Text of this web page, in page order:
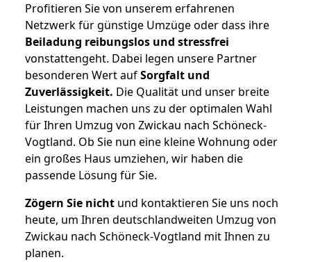
Profitieren Sie von unserem erfahrenen
Netzwerk für günstige Umzüge oder dass ihre
Beiladung reibungslos und stressfrei
vonstattengeht. Dabei legen unsere Partner
besonderen Wert aufSorgfalt und
Zuverlässigkeit. Die Qualität und unser breite
Leistungen machen uns zu der optimalen Wahl
für Ihren Umzug von Zwickau nach Schöneck-
Vogtland. Ob Sie nun eine kleine Wohnung oder
ein großes Haus umziehen, wir haben die
passende Lösung für Sie.
Zögern Sie nicht und kontaktieren Sie uns noch
heute, um Ihren deutschlandweiten Umzug von
Zwickau nach Schöneck-Vogtland mit Ihnen zu
planen.